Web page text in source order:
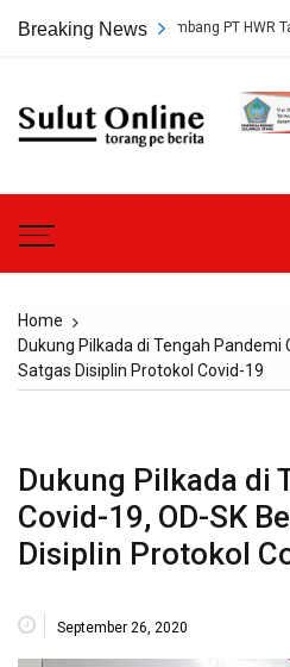
Breaking NewsTambang PT HWR Tak Pernah
Sulut
Home
Dukung Pilkada di Tengah Pandemi
Satgas Disiplin Protokol Covid-19
Dukung Pilkada di
Covid-19, OD-SK
Disiplin Protokol
September 26, 2020